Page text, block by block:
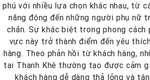
phú với nhiều lựa chọn khác nhau, từ
năng động đến những người phụ nữ
chắn. Sự khác biệt trong phong cách
vực này trở thành điểm đến yêu
hàng. Theo phản hồi từ khách hàng,
tại Thanh Khê thường tạo được cảm
khách hàng dễ dàng thả lỏng và